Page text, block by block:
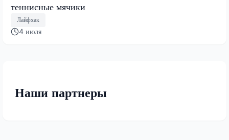
теннисные мячики
Лайфхак
4 июля
Наши партнеры